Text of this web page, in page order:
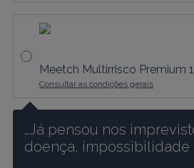
Meetch Multirrisco Premium
Consultar as condições gerais
…Já pensou nos
doença, impossibilidade